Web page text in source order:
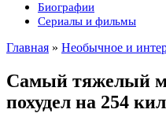
Биографии
Сериалы и фильмы
Главная » Необычное и
Самый тяжелый
похудел на 254